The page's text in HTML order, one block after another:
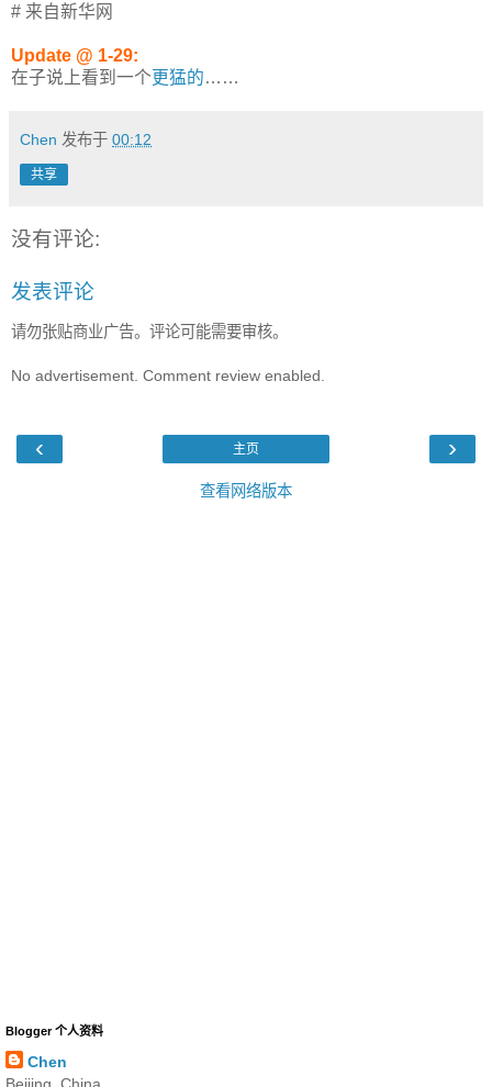
# 来自新华网
Update @ 1-29:
在子说上看到一个更猛的……
Chen 发布于 00:12
共享
没有评论:
发表评论
请勿张贴商业广告。评论可能需要审核。
No advertisement. Comment review enabled.
‹ ›
主页
查看网络版本
Blogger 个人资料
Chen